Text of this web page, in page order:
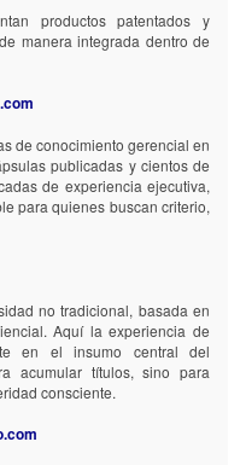
productos patentados y
manera integrada dentro de
de conocimiento gerencial en
publicadas y cientos de
de experiencia ejecutiva,
para quienes buscan criterio,
no tradicional, basada en
Aquí la experiencia de
en el insumo central del
acumular títulos, sino para
consciente.